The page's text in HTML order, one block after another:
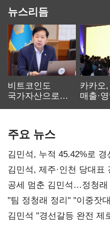
뉴스리듬
비트코인도
국가자산으로…'
카카오,
매출·
주요 뉴스
김민석, 누적 45.42%로
0.86%p(2보)
김민석, 제주·인천 당대표
공세 멈춘 김민석…정청래
"팀 정청래 정리" "이중잣
다툼 격화
김민석 "경선갈등 완전